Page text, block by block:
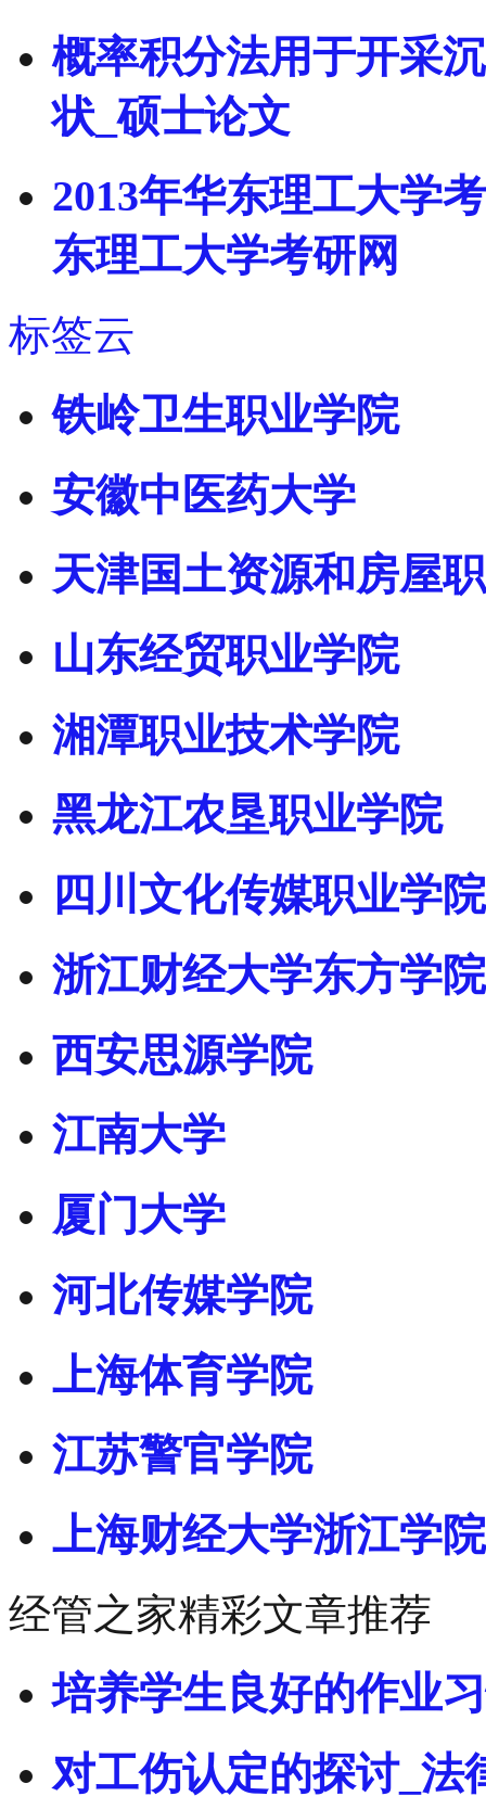
概率积分法用于开采
状_硕士论文
2013年华东理工大学
东理工大学考研网
标签云
铁岭卫生职业学院
安徽中医药大学
天津国土资源和房屋
山东经贸职业学院
湘潭职业技术学院
黑龙江农垦职业学院
四川文化传媒职业学院
浙江财经大学东方学院
西安思源学院
江南大学
厦门大学
河北传媒学院
上海体育学院
江苏警官学院
上海财经大学浙江学院
经管之家精彩文章推荐
培养学生良好的作业
对工伤认定的探讨_法